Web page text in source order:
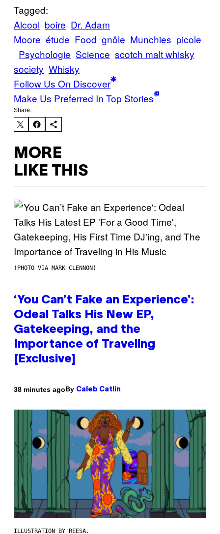
Tagged:
Alcool boire Dr. Adam
Moore étude Food gnôle Munchies picole
Psychologie Science scotch malt whisky
society Whisky
Follow Us On Discover
Make Us Preferred In Top Stories
Share:
MORE
LIKE THIS
(PHOTO VIA MARK CLENNON)
‘You Can’t Fake an Experience’:
Odeal Talks His New EP,
Gatekeeping, and the
Importance of Traveling
[Exclusive]
38 minutes agoBy Caleb Catlin
ILLUSTRATION BY REESA.